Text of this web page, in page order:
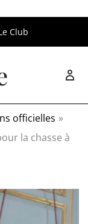
Club
officielles
la chasse à